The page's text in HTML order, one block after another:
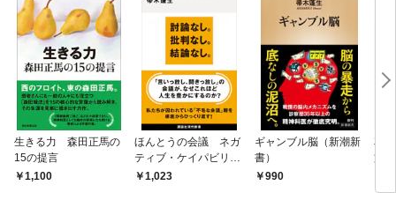
生きる力 森田正馬の
15の提言
1,100
ほんとうの会議 ネガ
ティブ・ケイパビリテ
ィ実践法
1,023
ギャンブル脳（新潮新
書）
990
花
文